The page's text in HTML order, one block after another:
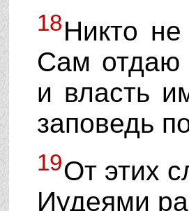
18Никто
Сам отдаю
и власть
заповедь
19От этих
Иудеями